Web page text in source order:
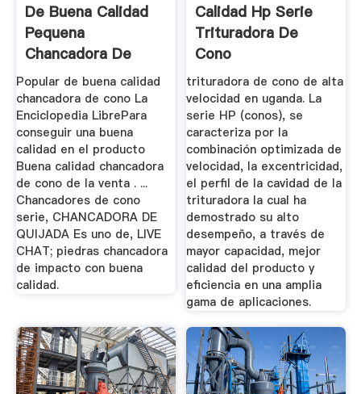
De Buena Calidad
Pequena
Chancadora De
Cono
Popular de buena calidad
chancadora de cono La
Enciclopedia LibrePara
conseguir una buena
calidad en el producto
Buena calidad chancadora
de cono de la venta . ...
Chancadores de cono
serie, CHANCADORA DE
QUIJADA Es uno de, LIVE
CHAT; piedras chancadora
de impacto con buena
calidad.
Calidad Hp Serie
Trituradora De
Cono
trituradora de cono de alta
velocidad en uganda. La
serie HP (conos), se
caracteriza por la
combinación optimizada de
velocidad, la excentricidad,
el perfil de la cavidad de la
trituradora la cual ha
demostrado su alto
desempeño, a través de
mayor capacidad, mejor
calidad del producto y
eficiencia en una amplia
gama de aplicaciones.